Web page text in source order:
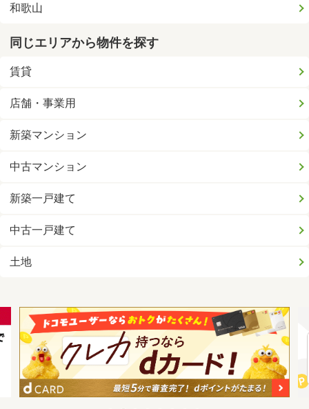
和歌山
同じエリアから物件を探す
賃貸
店舗・事業用
新築マンション
中古マンション
新築一戸建て
中古一戸建て
土地